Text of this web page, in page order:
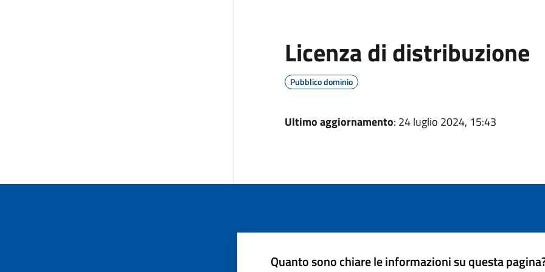
Licenza di distribuzione
Pubblico dominio
Ultimo aggiornamento: 24 luglio 2024, 15:43
Quanto sono chiare le informazioni su questa